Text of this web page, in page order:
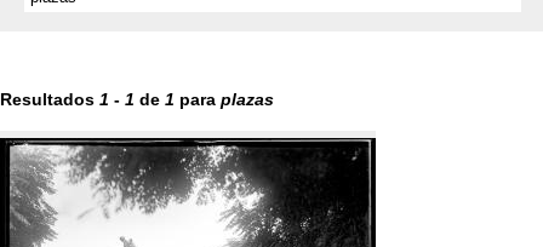
Resultados 1 - 1 de 1 para plazas